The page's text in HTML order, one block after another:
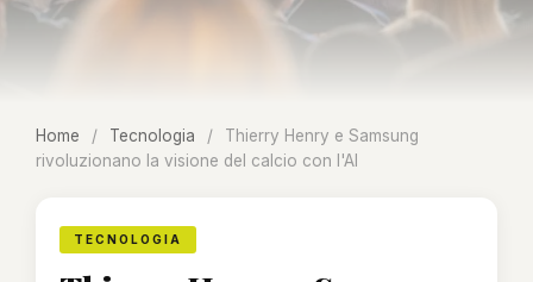
Home / Tecnologia /
Thierry Henry e Samsung
rivoluzionano la visione del calcio con l'AI
TECNOLOGIA